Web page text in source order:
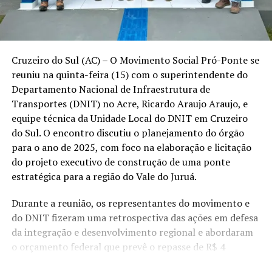
Cruzeiro do Sul (AC) – O Movimento Social Pró-Ponte se
reuniu na quinta-feira (15) com o superintendente do
Departamento Nacional de Infraestrutura de
Transportes (DNIT) no Acre, Ricardo Araujo Araujo, e
equipe técnica da Unidade Local do DNIT em Cruzeiro
do Sul. O encontro discutiu o planejamento do órgão
para o ano de 2025, com foco na elaboração e licitação
do projeto executivo de construção de uma ponte
estratégica para a região do Vale do Juruá.
Durante a reunião, os representantes do movimento e
do DNIT fizeram uma retrospectiva das ações em defesa
da integração e desenvolvimento regional e abordaram
o orçamento federal que prevê o repasse de R$ 4